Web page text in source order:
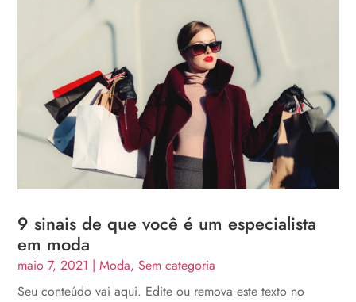
9 sinais de que você é um especialista
em moda
maio 7, 2021 |Moda,Sem categoria
Seu conteúdo vai aqui. Edite ou remova este texto no